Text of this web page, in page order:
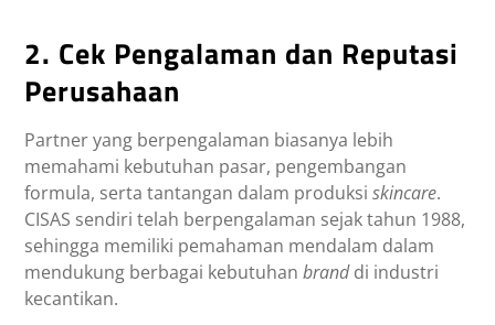
2. Cek Pengalaman dan Reputasi
Perusahaan
Partner yang berpengalaman biasanya lebih
memahami kebutuhan pasar, pengembangan
formula, serta tantangan dalam produksiskincare.
CISAS sendiri telah berpengalaman sejak tahun 1988,
sehingga memiliki pemahaman mendalam dalam
mendukung berbagai kebutuhan branddi industri
kecantikan.